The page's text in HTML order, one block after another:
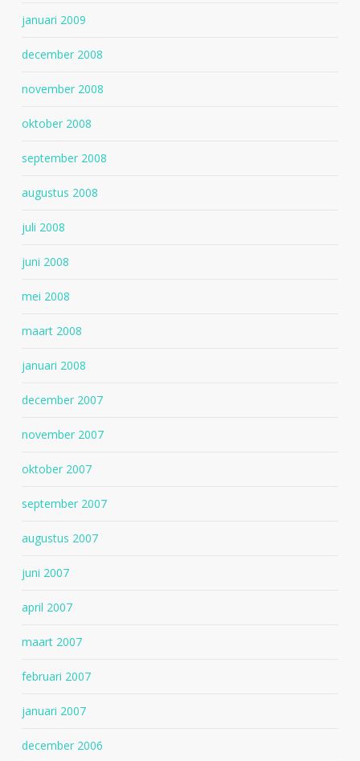
januari 2009
december 2008
november 2008
oktober 2008
september 2008
augustus 2008
juli 2008
juni 2008
mei 2008
maart 2008
januari 2008
december 2007
november 2007
oktober 2007
september 2007
augustus 2007
juni 2007
april 2007
maart 2007
februari 2007
januari 2007
december 2006